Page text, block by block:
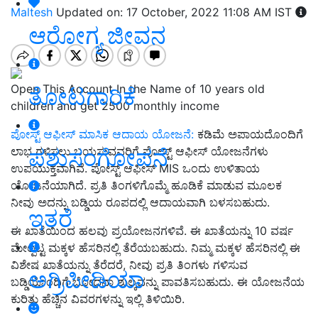
ಆರೋಗ್ಯ ಜೀವನ
ತೋಟಗಾರಿಕೆ
ಪಶುಸಂಗೋಪನೆ
ಇತರೆ
ಅಗ್ರಿಪೀಡಿಯಾ
Maltesh Updated on: 17 October, 2022 11:08 AM IST
Open This Account In the Name of 10 years old
children and get 2500 monthly income
ಪೋಸ್ಟ್ ಆಫೀಸ್ ಮಾಸಿಕ ಆದಾಯ ಯೋಜನೆ: ಕಡಿಮೆ ಅಪಾಯದೊಂದಿಗೆ
ಲಾಭ ಗಳಿಸಲು ಬಯಸುವವರಿಗೆ ಪೋಸ್ಟ್ ಆಫೀಸ್ ಯೋಜನೆಗಳು
ಉಪಯುಕ್ತವಾಗಿವೆ. ಪೋಸ್ಟ್ ಆಫೀಸ್ MIS ಒಂದು ಉಳಿತಾಯ
ಯೋಜನೆಯಾಗಿದೆ. ಪ್ರತಿ ತಿಂಗಳಿಗೊಮ್ಮೆ ಹೂಡಿಕೆ ಮಾಡುವ ಮೂಲಕ
ನೀವು ಅದನ್ನು ಬಡ್ಡಿಯ ರೂಪದಲ್ಲಿ ಆದಾಯವಾಗಿ ಬಳಸಬಹುದು.
ಈ ಖಾತೆಯಿಂದ ಹಲವು ಪ್ರಯೋಜನಗಳಿವೆ. ಈ ಖಾತೆಯನ್ನು 10 ವರ್ಷ
ಮೇಲ್ಪಟ್ಟ ಮಕ್ಕಳ ಹೆಸರಿನಲ್ಲಿ ತೆರೆಯಬಹುದು. ನಿಮ್ಮ ಮಕ್ಕಳ ಹೆಸರಿನಲ್ಲಿ ಈ
ವಿಶೇಷ ಖಾತೆಯನ್ನು ತೆರೆದರೆ, ನೀವು ಪ್ರತಿ ತಿಂಗಳು ಗಳಿಸುವ
ಬಡ್ಡಿಯೊಂದಿಗೆ ಬೋಧನಾ ಶುಲ್ಕವನ್ನು ಪಾವತಿಸಬಹುದು. ಈ ಯೋಜನೆಯ
ಕುರಿತು ಹೆಚ್ಚಿನ ವಿವರಗಳನ್ನು ಇಲ್ಲಿ ತಿಳಿಯಿರಿ.